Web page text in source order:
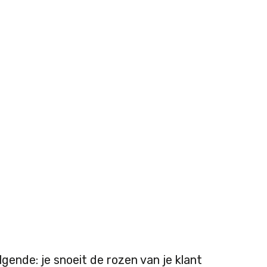
je snoeit de rozen van je klant